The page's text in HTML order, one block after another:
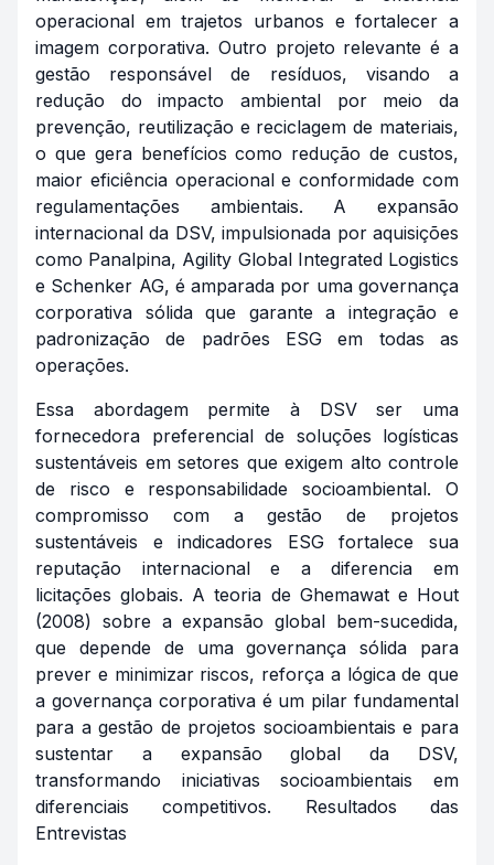
operacional em trajetos urbanos e fortalecer a
imagem corporativa. Outro projeto relevante é a
gestão responsável de resíduos, visando a
redução do impacto ambiental por meio da
prevenção, reutilização e reciclagem de materiais,
o que gera benefícios como redução de custos,
maior eficiência operacional e conformidade com
regulamentações ambientais. A expansão
internacional da DSV, impulsionada por aquisições
como Panalpina, Agility Global Integrated Logistics
e Schenker AG, é amparada por uma governança
corporativa sólida que garante a integração e
padronização de padrões ESG em todas as
operações.
Essa abordagem permite à DSV ser uma
fornecedora preferencial de soluções logísticas
sustentáveis em setores que exigem alto controle
de risco e responsabilidade socioambiental. O
compromisso com a gestão de projetos
sustentáveis e indicadores ESG fortalece sua
reputação internacional e a diferencia em
licitações globais. A teoria de Ghemawat e Hout
(2008) sobre a expansão global bem-sucedida,
que depende de uma governança sólida para
prever e minimizar riscos, reforça a lógica de que
a governança corporativa é um pilar fundamental
para a gestão de projetos socioambientais e para
sustentar a expansão global da DSV,
transformando iniciativas socioambientais em
diferenciais competitivos. Resultados das
Entrevistas